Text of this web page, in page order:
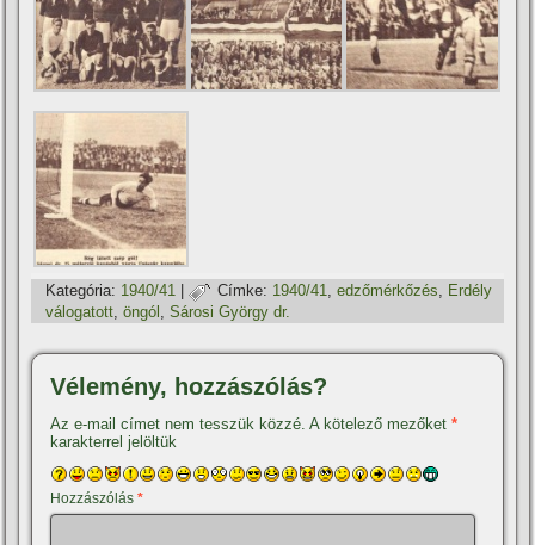
Kategória: 1940/41 | Címke: 1940/41,edzőmérkőzés, Erdély
válogatott,öngól ,Sárosi György dr.
Vélemény, hozzászólás?
Az e-mail címet nem tesszük közzé. A kötelező mezőket*
karakterrel jelöltük
Hozzászólás*